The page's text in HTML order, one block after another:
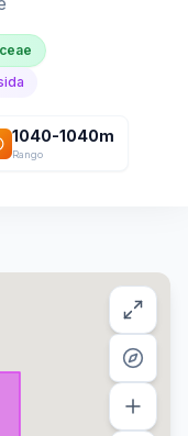
1040-1040m
Rango